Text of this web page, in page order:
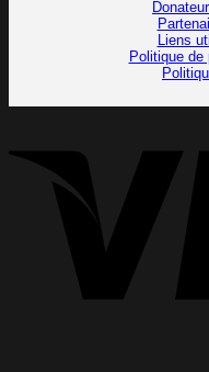
Liens
Politique de